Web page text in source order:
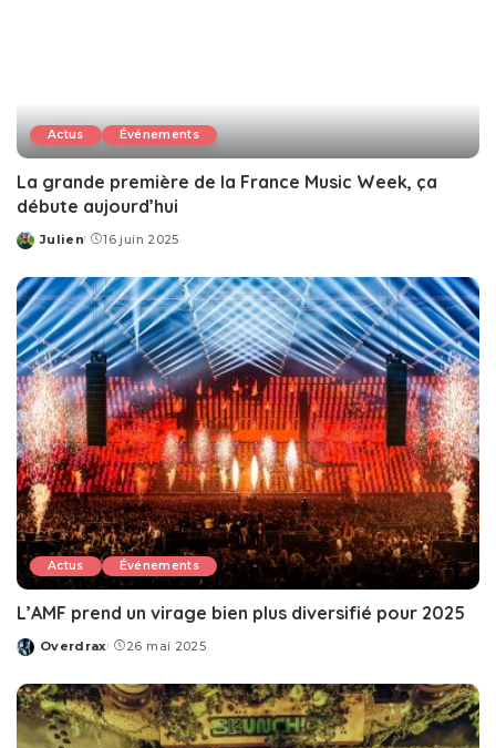
Actus Événements
La grande première de la France Music Week, ça
débute aujourd’hui
Posted
Julien 16 juin 2025
Actus Événements
L’AMF prend un virage bien plus diversifié pour 2025
Posted
Overdrax 26 mai 2025